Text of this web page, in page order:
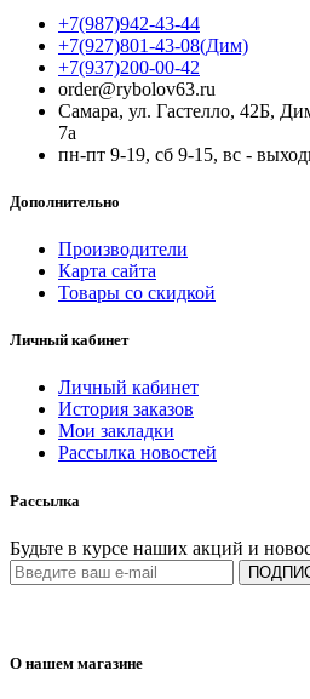
+7(987)942-43-44
+7(927)801-43-08(Дим)
+7(937)200-00-42
order@rybolov63.ru
Самара, ул. Гастелло, 42Б,
7а
пн-пт 9-19, сб 9-15, вс -
Дополнительно
Производители
Карта сайта
Товары со скидкой
Личный кабинет
Личный кабинет
История заказов
Мои закладки
Рассылка новостей
Рассылка
Будьте в курсе наших акций и
О нашем магазине